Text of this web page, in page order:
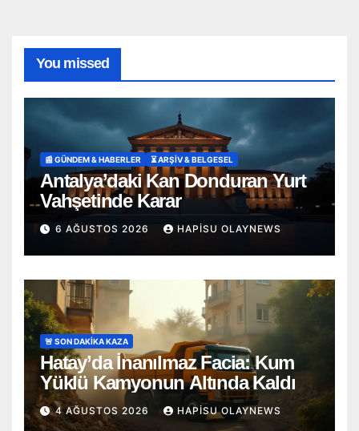
You missed
📰 GÜNDEM & HABERLER ⏳ ARŞİV & BELGESEL
Antalya’daki Kan Donduran Yurt
Vahşetinde Karar
6 AĞUSTOS 2026 HAPISU OLAYNEWS
🚨 SON DAKİKA KAZA
Hatay’da İnanılmaz Facia: Kum
Yüklü Kamyonun Altında Kaldı
4 AĞUSTOS 2026 HAPISU OLAYNEWS